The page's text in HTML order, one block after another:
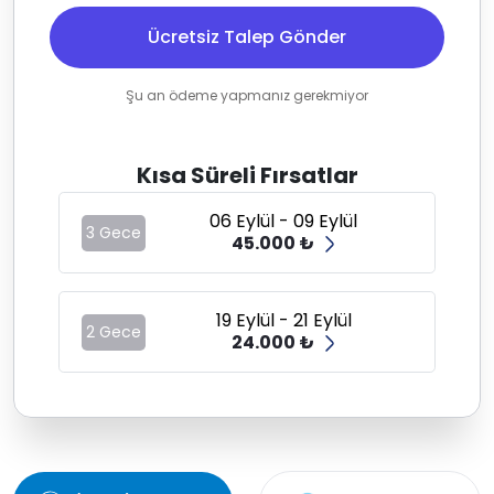
Ücretsiz Talep Gönder
Şu an ödeme yapmanız gerekmiyor
Kısa Süreli Fırsatlar
3 Gece
06 Eylül - 09 Eylül
45.000 ₺
2 Gece
19 Eylül - 21 Eylül
24.000 ₺